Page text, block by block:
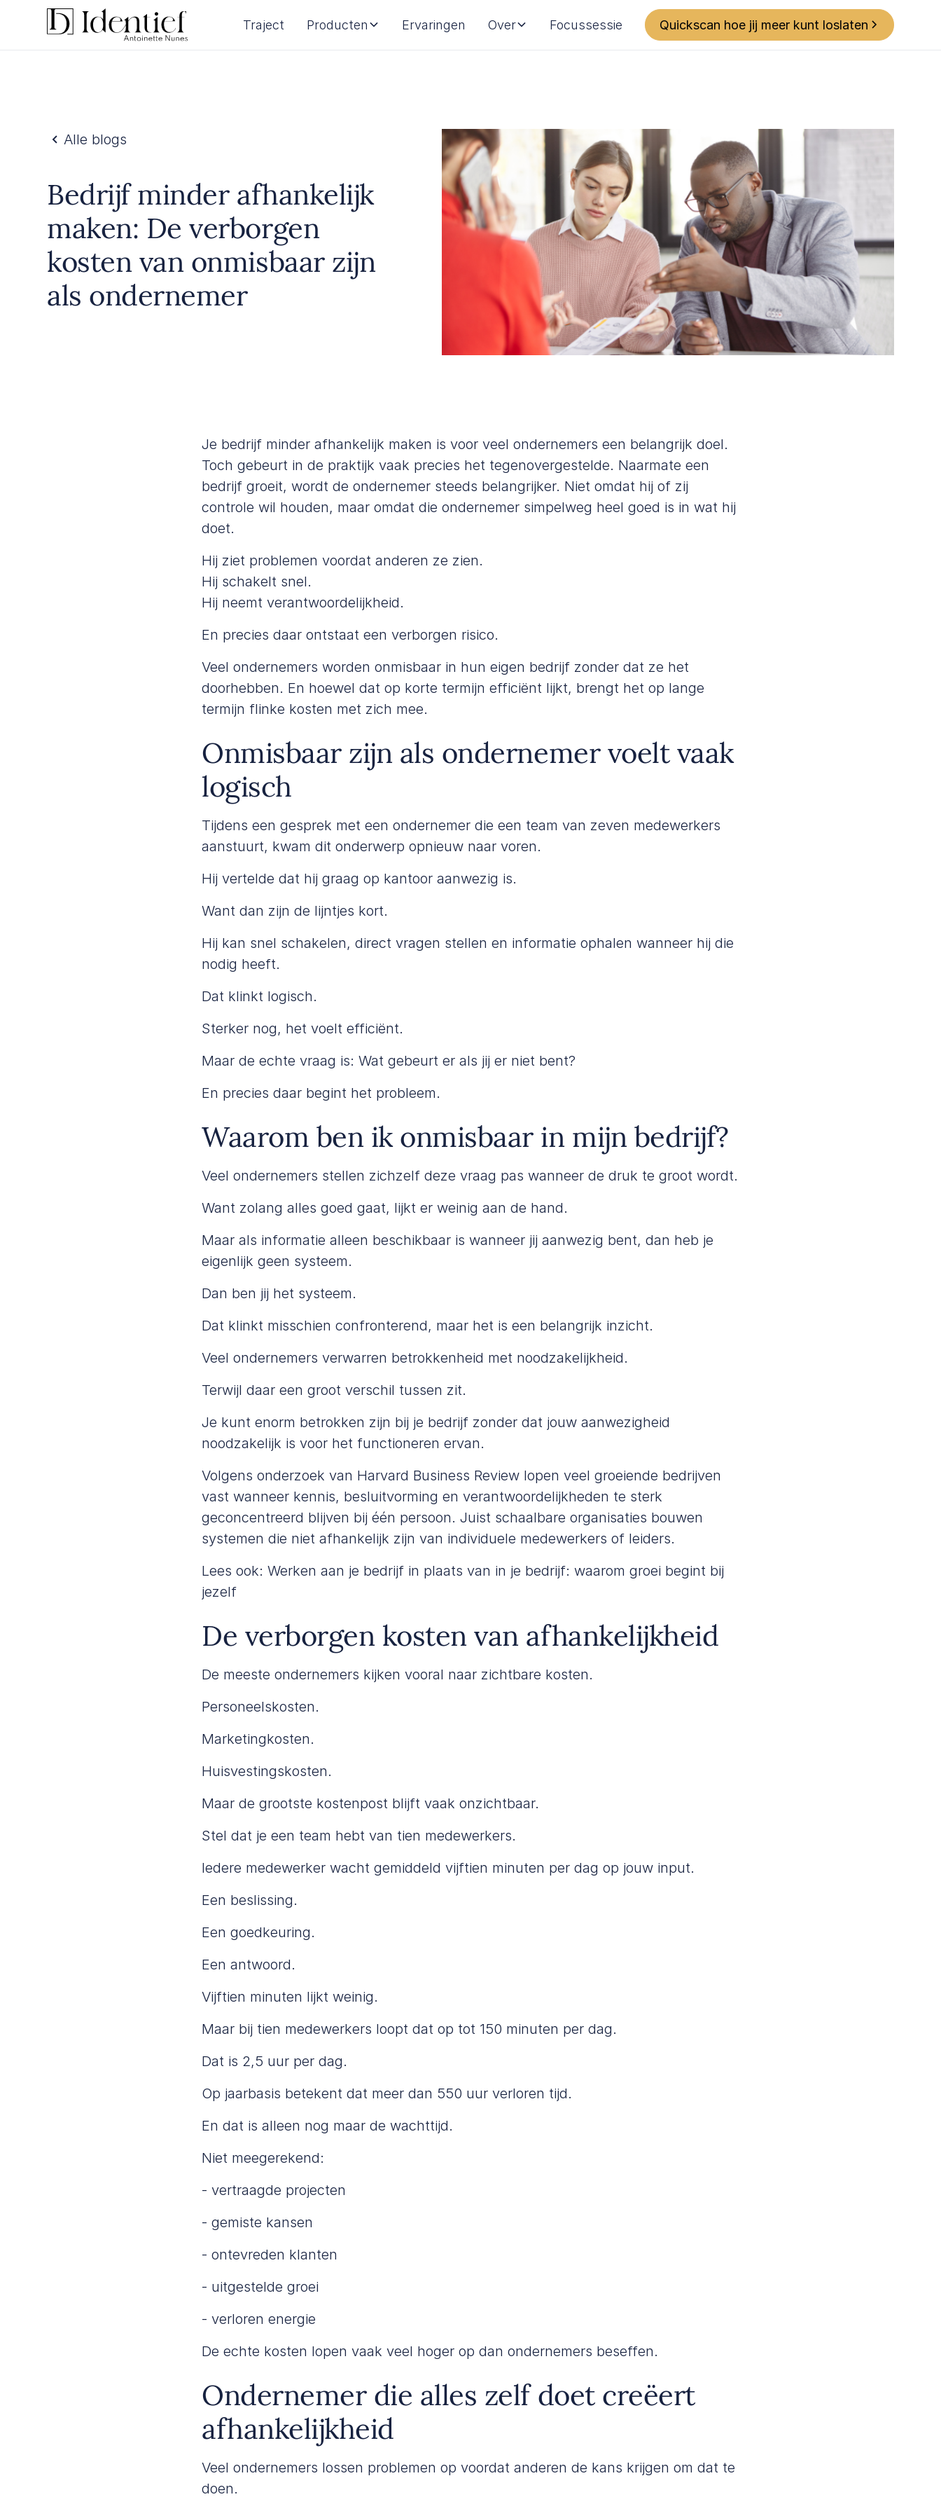
Traject Producten Ervaringen Over Focussessie Quickscan hoe jij meer kunt loslaten
Alle blogs
Bedrijf minder afhankelijk
maken: De verborgen
kosten van onmisbaar zijn
als ondernemer
Je bedrijf minder afhankelijk maken is voor veel ondernemers een belangrijk doel.
Toch gebeurt in de praktijk vaak precies het tegenovergestelde. Naarmate een
bedrijf groeit, wordt de ondernemer steeds belangrijker. Niet omdat hij of zij
controle wil houden, maar omdat die ondernemer simpelweg heel goed is in wat hij
doet.
Hij ziet problemen voordat anderen ze zien.
Hij schakelt snel.
Hij neemt verantwoordelijkheid.
En precies daar ontstaat een verborgen risico.
Veel ondernemers worden onmisbaar in hun eigen bedrijf zonder dat ze het
doorhebben. En hoewel dat op korte termijn efficiënt lijkt, brengt het op lange
termijn flinke kosten met zich mee.
Onmisbaar zijn als ondernemer voelt vaak
logisch
Tijdens een gesprek met een ondernemer die een team van zeven medewerkers
aanstuurt, kwam dit onderwerp opnieuw naar voren.
Hij vertelde dat hij graag op kantoor aanwezig is.
Want dan zijn de lijntjes kort.
Hij kan snel schakelen, direct vragen stellen en informatie ophalen wanneer hij die
nodig heeft.
Dat klinkt logisch.
Sterker nog, het voelt efficiënt.
Maar de echte vraag is: Wat gebeurt er als jij er niet bent?
En precies daar begint het probleem.
Waarom ben ik onmisbaar in mijn bedrijf?
Veel ondernemers stellen zichzelf deze vraag pas wanneer de druk te groot wordt.
Want zolang alles goed gaat, lijkt er weinig aan de hand.
Maar als informatie alleen beschikbaar is wanneer jij aanwezig bent, dan heb je
eigenlijk geen systeem.
Dan ben jij het systeem.
Dat klinkt misschien confronterend, maar het is een belangrijk inzicht.
Veel ondernemers verwarren betrokkenheid met noodzakelijkheid.
Terwijl daar een groot verschil tussen zit.
Je kunt enorm betrokken zijn bij je bedrijf zonder dat jouw aanwezigheid
noodzakelijk is voor het functioneren ervan.
Volgens onderzoek van Harvard Business Review lopen veel groeiende bedrijven
vast wanneer kennis, besluitvorming en verantwoordelijkheden te sterk
geconcentreerd blijven bij één persoon. Juist schaalbare organisaties bouwen
systemen die niet afhankelijk zijn van individuele medewerkers of leiders.
Lees ook: Werken aan je bedrijf in plaats van in je bedrijf: waarom groei begint bij
jezelf
De verborgen kosten van afhankelijkheid
De meeste ondernemers kijken vooral naar zichtbare kosten.
Personeelskosten.
Marketingkosten.
Huisvestingskosten.
Maar de grootste kostenpost blijft vaak onzichtbaar.
Stel dat je een team hebt van tien medewerkers.
Iedere medewerker wacht gemiddeld vijftien minuten per dag op jouw input.
Een beslissing.
Een goedkeuring.
Een antwoord.
Vijftien minuten lijkt weinig.
Maar bij tien medewerkers loopt dat op tot 150 minuten per dag.
Dat is 2,5 uur per dag.
Op jaarbasis betekent dat meer dan 550 uur verloren tijd.
En dat is alleen nog maar de wachttijd.
Niet meegerekend:
- vertraagde projecten
- gemiste kansen
- ontevreden klanten
- uitgestelde groei
- verloren energie
De echte kosten lopen vaak veel hoger op dan ondernemers beseffen.
Ondernemer die alles zelf doet creëert
afhankelijkheid
Veel ondernemers lossen problemen op voordat anderen de kans krijgen om dat te
doen.